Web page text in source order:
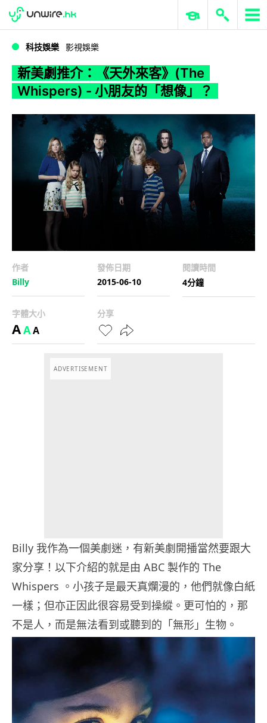
WWDC 2026 ERP 與商業 AI
科技娛樂 影視娛樂
新美劇推介：《天外來客》(The
Whispers) - 小朋友的「想像」？
作者
Billy
發佈日期
2015-06-10
閱讀時間
4分鐘
字體大小
AAA
分享
ADVERTISEMENT
Billy 我作為一個美劇迷，有新美劇開播當然要跟大
家分享！以下介紹的就是由 ABC 製作的 The
Whispers 。小孩子是最天真爛漫的，他們就像白紙
一樣；但亦正因此很容易受到操縱。更可怕的，那
不是人，而是無法看到或聽到的「無形」生物。